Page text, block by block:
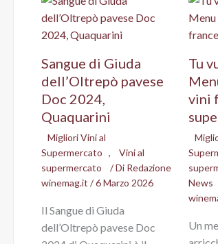
Sangue di Giuda
dell’Oltrepò pavese
Doc 2024,
Quaquarini
Migliori Vini al
Supermercato ,
Vini al
supermercato
/ Di Redazione
winemag.it /6 Marzo 2026
Il Sangue di Giuda
dell’Oltrepò pavese Doc
Tu
vini
News
Un